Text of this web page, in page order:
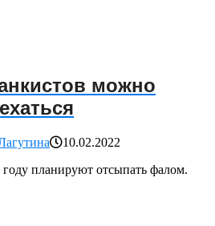
можно
10.02.2022
году планируют отсыпать фалом.